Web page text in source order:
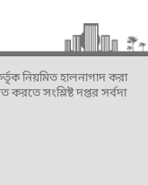
নিয়মিত হালনাগাদ করা
করতে সংশ্লিষ্ট দপ্তর সর্বদা